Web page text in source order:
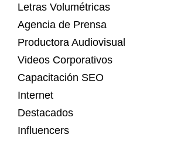
Letras Volumétricas
Agencia de Prensa
Productora Audiovisual
Videos Corporativos
Capacitación SEO
Internet
Destacados
Influencers